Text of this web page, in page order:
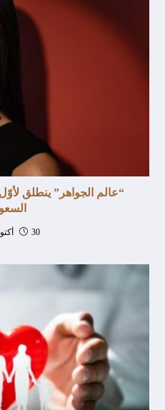
“عالم الجواهر” ينطلق
30 أكتوبر، 2024